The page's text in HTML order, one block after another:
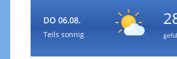
DO 06.08.
Teils sonnig